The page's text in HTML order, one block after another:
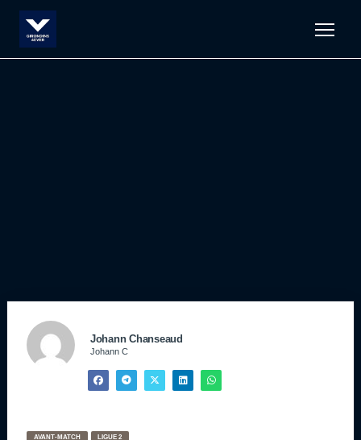
Johann Chanseaud
Johann C
AVANT-MATCH LIGUE 2